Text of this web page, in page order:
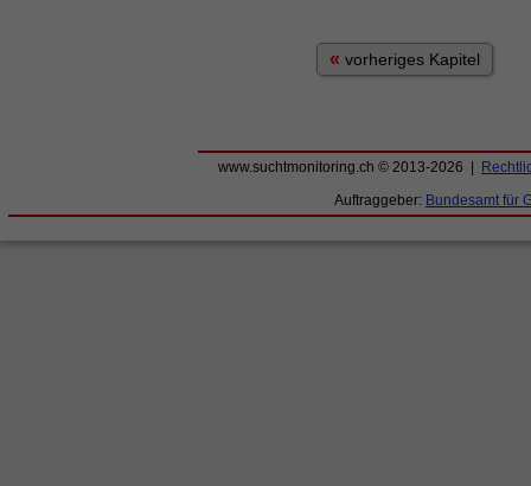
« vorheriges Kapitel
www.suchtmonitoring.ch © 2013-2026 |
Auftraggeber: Bundesamt für